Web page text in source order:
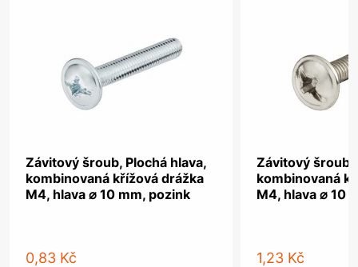
Závitový šroub, Plochá hlava,
kombinovaná křížová drážka
M4, hlava ⌀ 10 mm, pozink
0,83 Kč
Závitový šroub,
kombinovaná
M4, hlava ⌀ 10
1,23 Kč